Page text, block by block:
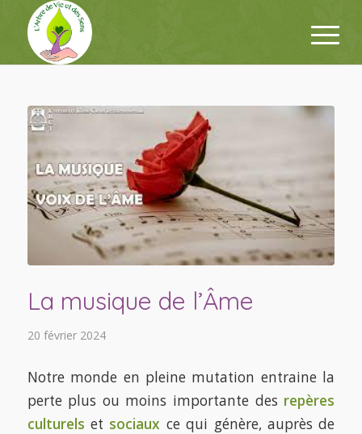
La musique de l’Âme
20 février 2024
Notre monde en pleine mutation entraine la
perte plus ou moins importante des repères
culturels et sociaux ce qui génère, auprès de